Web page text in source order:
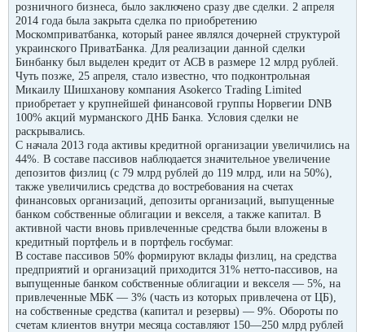
розничного бизнеса, было заключено сразу две сделки. 2 апреля
2014 года была закрыта сделка по приобретению
Москомприватбанка, который ранее являлся дочерней структурой
украинского ПриватБанка. Для реализации данной сделки
Бинбанку был выделен кредит от АСВ в размере 12 млрд рублей.
Чуть позже, 25 апреля, стало известно, что подконтрольная
Микаилу Шишханову компания Asokerco Trading Limited
приобретает у крупнейшей финансовой группы Норвегии DNB
100% акций мурманского ДНБ Банка. Условия сделки не
раскрывались.
С начала 2013 года активы кредитной организации увеличились на
44%. В составе пассивов наблюдается значительное увеличение
депозитов физлиц (с 79 млрд рублей до 119 млрд, или на 50%),
также увеличились средства до востребования на счетах
финансовых организаций, депозиты организаций, выпущенные
банком собственные облигации и векселя, а также капитал. В
активной части вновь привлеченные средства были вложены в
кредитный портфель и в портфель госбумаг.
В составе пассивов 50% формируют вклады физлиц, на средства
предприятий и организаций приходится 31% нетто-пассивов, на
выпущенные банком собственные облигации и векселя — 5%, на
привлеченные МБК — 3% (часть из которых привлечена от ЦБ),
на собственные средства (капитал и резервы) — 9%. Обороты по
счетам клиентов внутри месяца составляют 150—250 млрд рублей